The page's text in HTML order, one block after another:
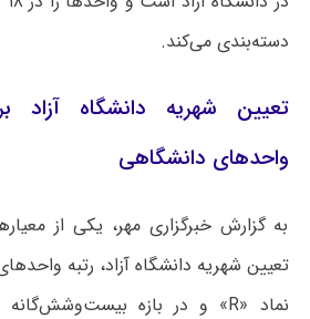
دسته‌بندی می‌کند.
تعیین شهریه دانشگاه آزاد
واحدهای دانشگاهی
به گزارش خبرگزاری مهر، یکی از
تعیین شهریه دانشگاه آزاد، رتبه